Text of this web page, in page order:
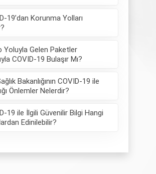
19’dan Korunma Yolları
Yoluyla Gelen Paketler
COVID-19 Bulaşır Mı?
Bakanlığının COVID-19 ile
Önlemler Nelerdir?
19 ile İlgili Güvenilir Bilgi Hangi
Edinilebilir?